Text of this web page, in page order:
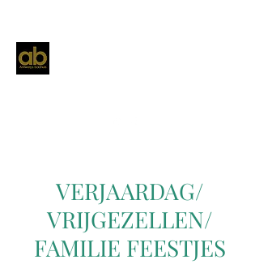
VERJAARDAG/
VRIJGEZELLEN/
FAMILIE FEESTJES